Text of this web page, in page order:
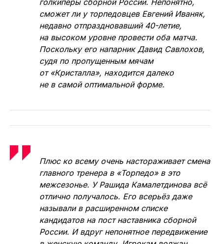
Одним из факторов, который позволит
КПРФ добиться максимального результата
в этих встречах, станет класс вратарей.
голкиперы сборной России. Непонятно,
на высоком уровне провести оба матча.
Поскольку его напарник Давид Савлохов,
судя по пропущенным мячам
от «Кристалла», находится далеко
не в самой оптимальной форме.